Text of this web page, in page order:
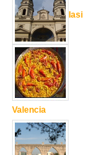
Iasi
Valencia